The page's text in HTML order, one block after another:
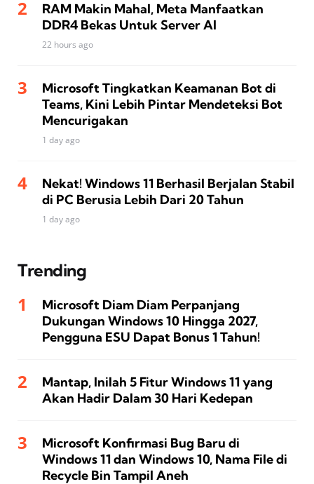
RAM Makin Mahal, Meta Manfaatkan
DDR4 Bekas Untuk Server AI
22 hours ago
Microsoft Tingkatkan Keamanan Bot di
Teams, Kini Lebih Pintar Mendeteksi Bot
Mencurigakan
1 day ago
Nekat! Windows 11 Berhasil Berjalan Stabil
di PC Berusia Lebih Dari 20 Tahun
1 day ago
Trending
Microsoft Diam Diam Perpanjang
Dukungan Windows 10 Hingga 2027,
Pengguna ESU Dapat Bonus 1 Tahun!
Mantap, Inilah 5 Fitur Windows 11 yang
Akan Hadir Dalam 30 Hari Kedepan
Microsoft Konfirmasi Bug Baru di
Windows 11 dan Windows 10, Nama File di
Recycle Bin Tampil Aneh